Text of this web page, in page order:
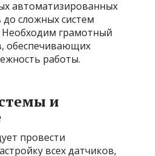
автоматизированных
сложных систем
Необходим грамотный
обеспечивающих
работы.
и
провести
всех датчиков,